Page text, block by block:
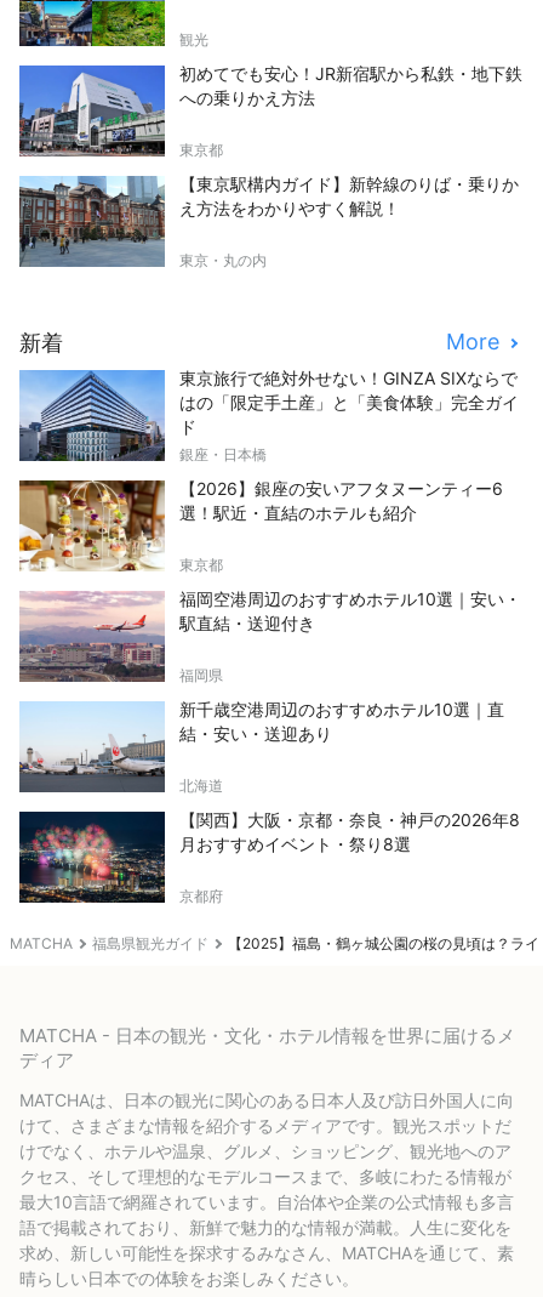
MATCHA 福島県観光ガイド 【2025】福島・鶴ヶ城公園の桜の見頃は？ラ
観光
初めてでも安心！JR新宿駅から私鉄・地下鉄
への乗りかえ方法
東京都
【東京駅構内ガイド】新幹線のりば・乗りか
え方法をわかりやすく解説！
東京・丸の内
新着 More
東京旅行で絶対外せない！GINZA SIXならで
はの「限定手土産」と「美食体験」完全ガイ
ド
銀座・日本橋
【2026】銀座の安いアフタヌーンティー6
選！駅近・直結のホテルも紹介
東京都
福岡空港周辺のおすすめホテル10選｜安い・
駅直結・送迎付き
福岡県
新千歳空港周辺のおすすめホテル10選｜直
結・安い・送迎あり
北海道
【関西】大阪・京都・奈良・神戸の2026年8
月おすすめイベント・祭り8選
京都府
MATCHA - 日本の観光・文化・ホテル情報を世界に届けるメ
ディア
MATCHAは、日本の観光に関心のある日本人及び訪日外国人に向
けて、さまざまな情報を紹介するメディアです。観光スポットだ
けでなく、ホテルや温泉、グルメ、ショッピング、観光地へのア
クセス、そして理想的なモデルコースまで、多岐にわたる情報が
最大10言語で網羅されています。自治体や企業の公式情報も多言
語で掲載されており、新鮮で魅力的な情報が満載。人生に変化を
求め、新しい可能性を探求するみなさん、MATCHAを通じて、素
晴らしい日本での体験をお楽しみください。